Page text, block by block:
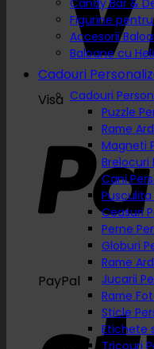
Visa
PayPal
Candy Bar &
Figurine
Accesorii
Baloane cu
Cadouri
Cadouri
Puzzle
Rame
Magneti
Brelocuri
Cani
Ceasuri
Perne
Globuri
Rame
Jucarii
Rame
Sticle
Etichete
Tricouri